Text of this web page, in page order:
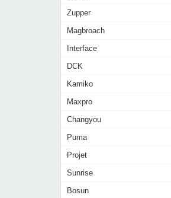
Zupper
Magbroach
Interface
DCK
Kamiko
Maxpro
Changyou
Puma
Projet
Sunrise
Bosun